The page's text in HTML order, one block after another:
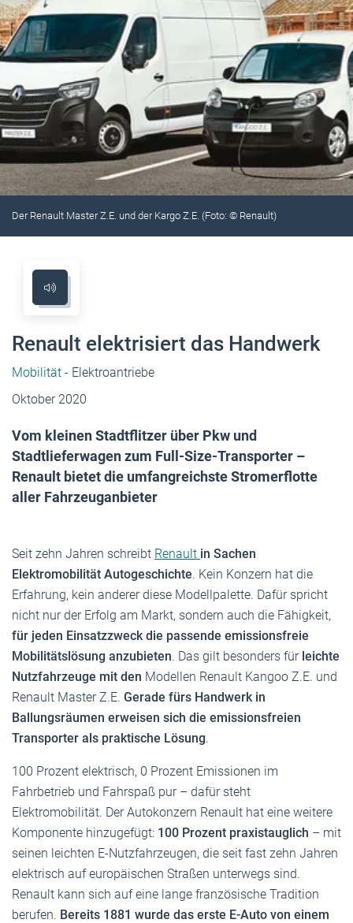
Der Renault Master Z.E. und der Kargo Z.E. (Foto: © Renault)
Renault elektrisiert das Handwerk
Mobilität - Elektroantriebe
Oktober 2020
Vom kleinen Stadtflitzer über Pkw und
Stadtlieferwagen zum Full-Size-Transporter –
Renault bietet die umfangreichste Stromerflotte
aller Fahrzeuganbieter
Seit zehn Jahren schreibt Renault in Sachen
Elektromobilität Autogeschichte. Kein Konzern hat die
Erfahrung, kein anderer diese Modellpalette. Dafür spricht
nicht nur der Erfolg am Markt, sondern auch die Fähigkeit,
für jeden Einsatzzweck die passende emissionsfreie
Mobilitätslösung anzubieten. Das gilt besonders für leichte
Nutzfahrzeuge mit den Modellen Renault Kangoo Z.E. und
Renault Master Z.E. Gerade fürs Handwerk in
Ballungsräumen erweisen sich die emissionsfreien
Transporter als praktische Lösung.
100 Prozent elektrisch, 0 Prozent Emissionen im
Fahrbetrieb und Fahrspaß pur – dafür steht
Elektromobilität. Der Autokonzern Renault hat eine weitere
Komponente hinzugefügt: 100 Prozent praxistauglich – mit
seinen leichten E-Nutzfahrzeugen, die seit fast zehn Jahren
elektrisch auf europäischen Straßen unterwegs sind.
Renault kann sich auf eine lange französische Tradition
berufen. Bereits 1881 wurde das erste E-Auto von einem